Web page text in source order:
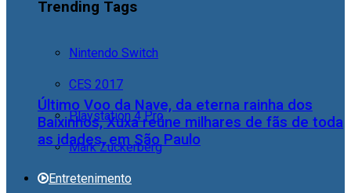
Trending Tags
Nintendo Switch
CES 2017
Playstation 4 Pro
Mark Zuckerberg
Entretenimento
Último Voo da Nave, da eterna rainha dos
Baixinhos, Xuxa reúne milhares de fãs de toda
as idades, em São Paulo